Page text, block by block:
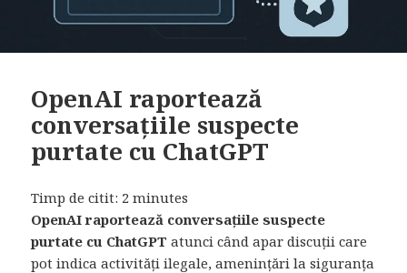
OpenAI raportează
conversațiile suspecte
purtate cu ChatGPT
Timp de citit: 2 minutes
OpenAI raportează conversațiile suspecte
purtate cu ChatGPT atunci când apar discuții care
pot indica activități ilegale, amenințări la siguranța